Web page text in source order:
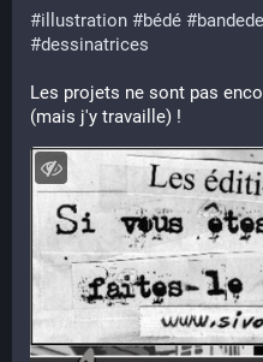
#illustration #bédé #
#dessinatrices
Les projets ne sont pas
(mais j'y travaille) !